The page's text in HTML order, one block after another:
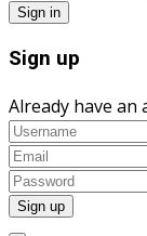
Sign up
Already have an